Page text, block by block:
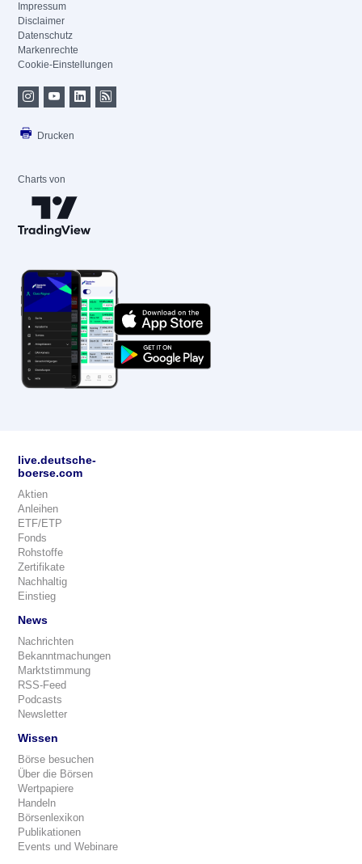
Impressum
Disclaimer
Datenschutz
Markenrechte
Cookie-Einstellungen
Drucken
Charts von
live.deutsche-
boerse.com
Aktien
Anleihen
ETF/ETP
Fonds
Rohstoffe
Zertifikate
Nachhaltig
Einstieg
News
Nachrichten
Bekanntmachungen
Marktstimmung
RSS-Feed
Podcasts
Newsletter
Wissen
Börse besuchen
Über die Börsen
Wertpapiere
Handeln
Börsenlexikon
Publikationen
Events und Webinare